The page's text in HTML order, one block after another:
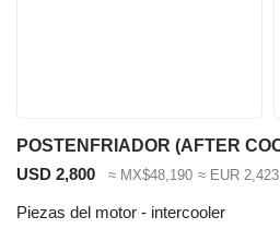
USD 2,800 ≈ MX$48,190 ≈ EUR 2,423
Piezas del motor - intercooler